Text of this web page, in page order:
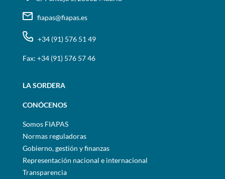
fiapas@fiapas.es
+34 (91) 576 51 49
Fax: +34 (91) 576 57 46
LA SORDERA
CONÓCENOS
Somos FIAPAS
Normas reguladoras
Gobierno, gestión y finanzas
Representación nacional e internacional
Transparencia